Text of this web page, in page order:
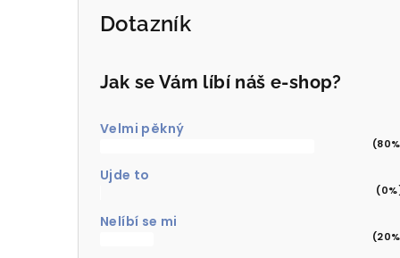
Dotazník
Jak se Vám líbí náš e-shop?
Velmi pěkný
Ujde to
Nelíbí se mi